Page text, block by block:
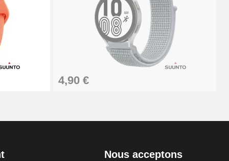
4,90 €
Nous acceptons